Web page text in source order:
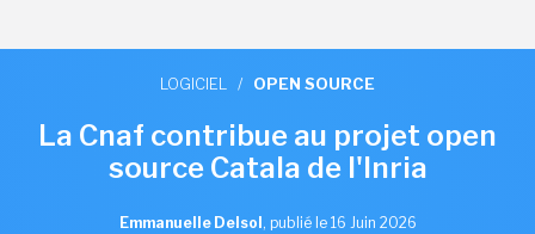
LOGICIEL / OPEN SOURCE
La Cnaf contribue au projet open
source Catala de l'Inria
Emmanuelle Delsol , publié le 16 Juin 2026